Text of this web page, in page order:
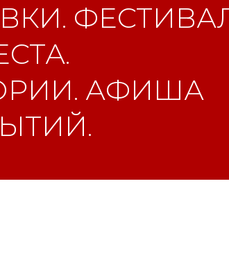
АФИША